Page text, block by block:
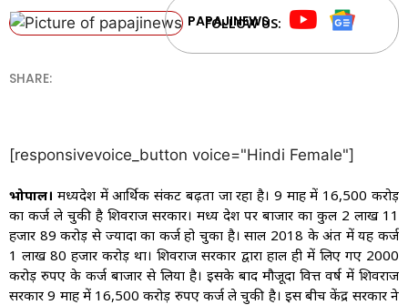
PAPAJINEWS
FOLLOW US:
SHARE:
[responsivevoice_button voice="Hindi Female"]
भोपाल। मध्यप्रदेश में आर्थिक संकट बढ़ता जा रहा है। 9 माह में 16,500 करोड़
का कर्ज ले चुकी है शिवराज सरकार। मध्य प्रदेश पर बाजार का कुल 2 लाख 11
हजार 89 करोड़ से ज्यादा का कर्ज हो चुका है। साल 2018 के अंत में यह कर्ज
1 लाख 80 हजार करोड़ था। शिवराज सरकार द्वारा हाल ही में लिए गए 2000
करोड़ रुपए के कर्ज बाजार से लिया है। इसके बाद मौजूदा वित्त वर्ष में शिवराज
सरकार 9 माह में 16,500 करोड़ रुपए कर्ज ले चुकी है। इस बीच केंद्र सरकार ने